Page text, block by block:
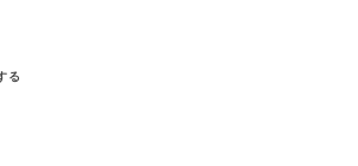
る